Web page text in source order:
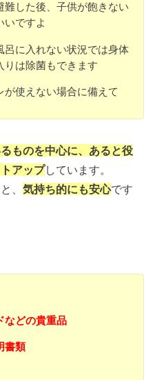
難した後、子供が飽きない
いですよ
呂に入れない状況では身体
りは除菌もできます
が使えない場合に備えて
ものを中心に、あると役
アップしています。
、気持ち的にも安心です
などの貴重品
書類